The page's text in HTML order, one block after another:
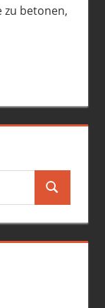
zu betonen,
Suchen